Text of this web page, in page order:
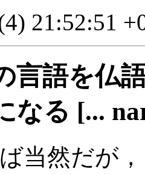
21:52:51
言語を仏
なる [...
当然だが